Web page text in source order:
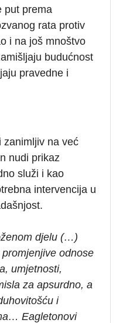
put prema
rata protiv
i na još mnoštvo
budućnost
pravedne i
zanimljiv na već
nudi prikaz
služi i kao
intervencija u
djelu (…)
odnose
umjetnosti,
za apsurdno, a
i
Eagletonovi